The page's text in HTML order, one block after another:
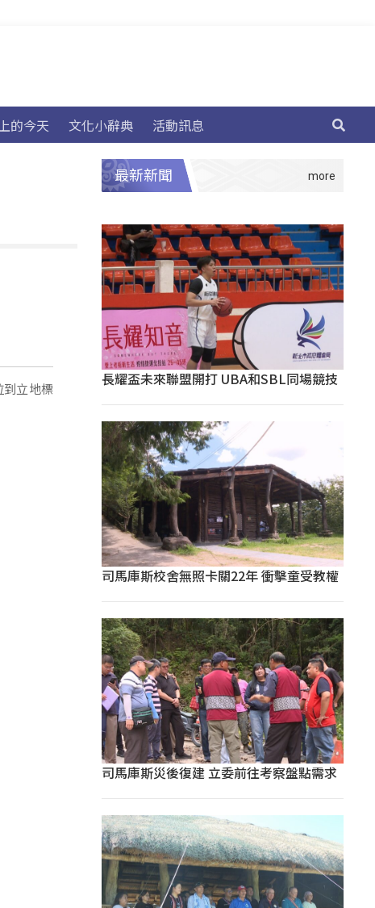
的今天 文化小辭典 活動訊息
到立地標
最新新聞
長耀盃未來聯盟開打 UBA和SBL同場競技
司馬庫斯校舍無照卡關22年 衝擊童受教權
司馬庫斯災後復建 立委前往考察盤點需求